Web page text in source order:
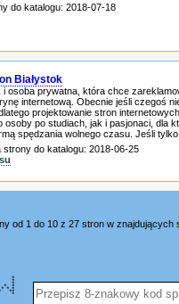
do katalogu: 2018-07-18
Białystok
i osoba prywatna, która chce
internetową. Obecnie jeśli czegoś
projektowanie stron
osoby po studiach, jak i pasjonaci, dla
spędzania wolnego czasu. Jeśli
strony do katalogu: 2018-06-25
od 1 do 10 z 27 stron w znajdujących
* *
*
*
*
*
**
*